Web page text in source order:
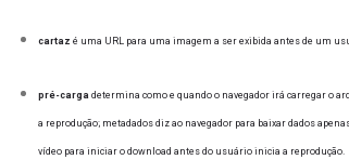
cartaz é uma URL para uma imagem a ser exibida antes de um
pré-carga determina como e quando o navegador irá carregar o
a reprodução; metadados diz ao navegador para baixar dados
vídeo para iniciar o download antes do usuário inicia a reprodução.